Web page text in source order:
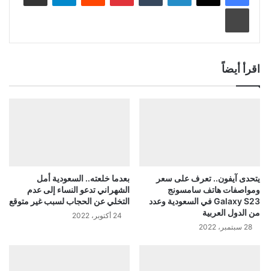
اقرأ أيضاً
يتحدى آيفون.. تعرف على سعر
ومواصفات هاتف سامسونج
Galaxy S23 في السعودية وعدد
من الدول العربية
28 سبتمبر، 2022
بعدما خلعته.. السعودية أمل
الشهراني تدعو النساء إلى عدم
التخلي عن الحجاب لسبب غير متوقع
24 أكتوبر، 2022